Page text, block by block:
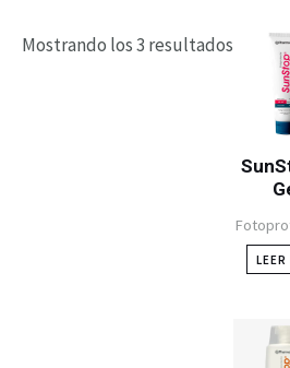
Mostrando los 3 resultados
LEER